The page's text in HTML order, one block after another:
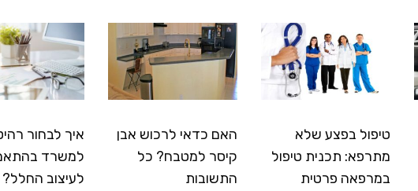
טיפול בפצע שלא
מתרפא: תכנית טיפול
במרפאה פרטית
האם כדאי לרכוש אבן
קיסר למטבח? כל
התשובות
איך לבחור
למשרד
לעיצוב החלל?